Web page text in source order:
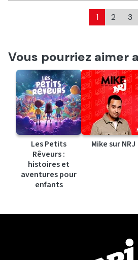
1 2 3
Vous pourriez aimer
Les Petits
Rêveurs :
histoires et
aventures pour
enfants
Mike sur NRJ